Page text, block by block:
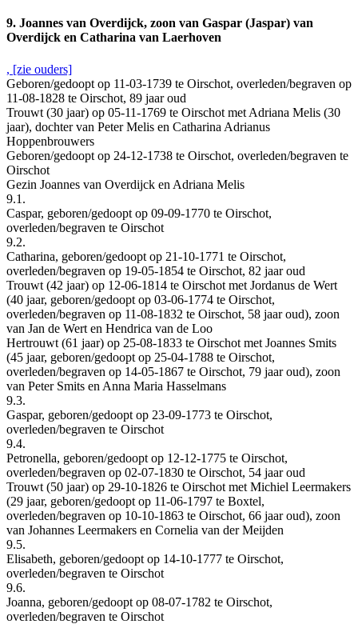
9. Joannes van Overdijck, zoon van Gaspar (Jaspar) van
Overdijck en Catharina van Laerhoven
, [zie ouders]
Geboren/gedoopt op 11-03-1739 te Oirschot, overleden/begraven op
11-08-1828 te Oirschot, 89 jaar oud
Trouwt (30 jaar) op 05-11-1769 te Oirschot met Adriana Melis (30
jaar), dochter van Peter Melis en Catharina Adrianus
Hoppenbrouwers
Geboren/gedoopt op 24-12-1738 te Oirschot, overleden/begraven te
Oirschot
Gezin Joannes van Overdijck en Adriana Melis
9.1.
Caspar, geboren/gedoopt op 09-09-1770 te Oirschot,
overleden/begraven te Oirschot
9.2.
Catharina, geboren/gedoopt op 21-10-1771 te Oirschot,
overleden/begraven op 19-05-1854 te Oirschot, 82 jaar oud
Trouwt (42 jaar) op 12-06-1814 te Oirschot met Jordanus de Wert
(40 jaar, geboren/gedoopt op 03-06-1774 te Oirschot,
overleden/begraven op 11-08-1832 te Oirschot, 58 jaar oud), zoon
van Jan de Wert en Hendrica van de Loo
Hertrouwt (61 jaar) op 25-08-1833 te Oirschot met Joannes Smits
(45 jaar, geboren/gedoopt op 25-04-1788 te Oirschot,
overleden/begraven op 14-05-1867 te Oirschot, 79 jaar oud), zoon
van Peter Smits en Anna Maria Hasselmans
9.3.
Gaspar, geboren/gedoopt op 23-09-1773 te Oirschot,
overleden/begraven te Oirschot
9.4.
Petronella, geboren/gedoopt op 12-12-1775 te Oirschot,
overleden/begraven op 02-07-1830 te Oirschot, 54 jaar oud
Trouwt (50 jaar) op 29-10-1826 te Oirschot met Michiel Leermakers
(29 jaar, geboren/gedoopt op 11-06-1797 te Boxtel,
overleden/begraven op 10-10-1863 te Oirschot, 66 jaar oud), zoon
van Johannes Leermakers en Cornelia van der Meijden
9.5.
Elisabeth, geboren/gedoopt op 14-10-1777 te Oirschot,
overleden/begraven te Oirschot
9.6.
Joanna, geboren/gedoopt op 08-07-1782 te Oirschot,
overleden/begraven te Oirschot